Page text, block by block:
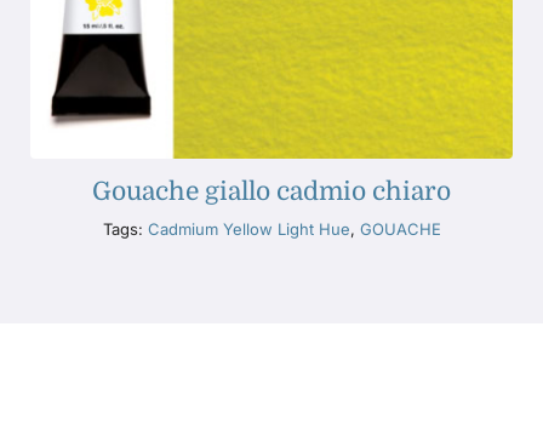
Gouache giallo cadmio chiaro
Tags: Cadmium Yellow Light Hue, GOUACHE